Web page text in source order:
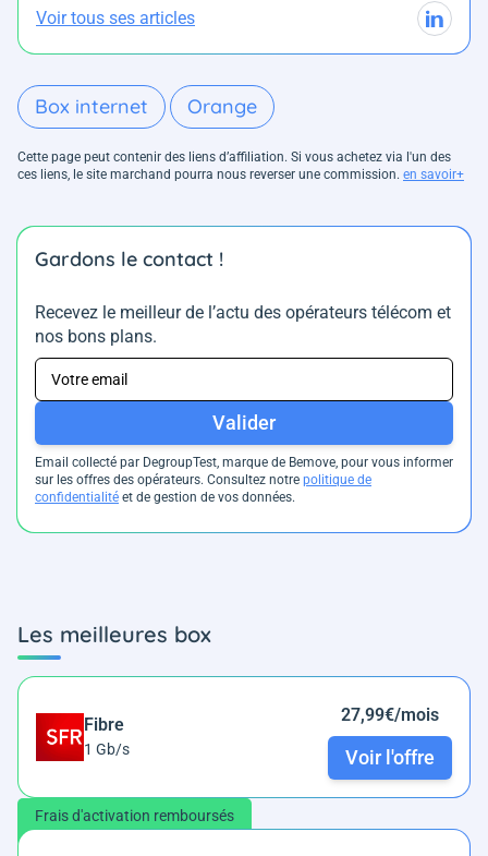
Voir tous ses articles
Box internet Orange
Cette page peut contenir des liens d’affiliation. Si vous achetez via l'un des
ces liens, le site marchand pourra nous reverser une commission. en savoir+
Gardons le contact !
Recevez le meilleur de l’actu des opérateurs télécom et
nos bons plans.
Valider
Email collecté par DegroupTest, marque de Bemove, pour vous informer
sur les offres des opérateurs. Consultez notre politique de
confidentialité et de gestion de vos données.
Les meilleures box
Fibre
1 Gb/s
27,99€/mois
Voir l'offre
Frais d'activation remboursés